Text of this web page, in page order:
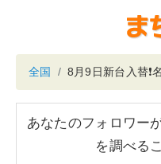
全国 8月9日新台入替❗️
あなたのフォロワー
を調べる